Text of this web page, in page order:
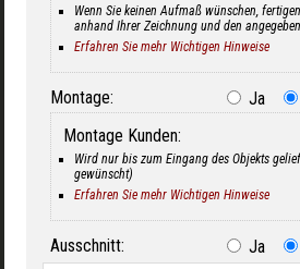
Wenn Sie keinen Aufmaß wünschen,
anhand Ihrer Zeichnung und den
Erfahren Sie mehr Wichtigen Hinweise
Montage: Ja
Montage Kunden:
Wird nur bis zum Eingang des Objekts
gewünscht)
Erfahren Sie mehr Wichtigen Hinweise
Ausschnitt: Ja